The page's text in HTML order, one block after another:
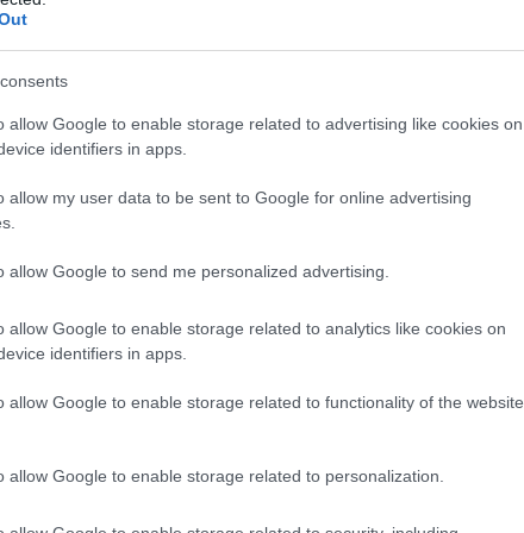
allow Google to enable storage related to advertising like cookies on
identifiers in apps.
allow my user data to be sent to Google for online advertising
allow Google to send me personalized advertising.
allow Google to enable storage related to analytics like cookies on
identifiers in apps.
allow Google to enable storage related to functionality of the website
allow Google to enable storage related to personalization.
hogy rugalmasságot biztosít. Ha van mozgásterünk,
magunkat kiszolgáltatottnak. Ez a rugalmasság
kihasználásában is.
hozunk döntéseket. Könnyebben váltunk, ha
Ez a fajta szabadság az, ami igazán értékessé
hanem egyfajta gondolkodásmód eredménye.
van más területekre is. Jobban átgondoljuk a
kevésbé engedünk az impulzív választásoknak.
olyan alapot teremt, amely hosszú távon is
nyújtanak, támogatva azt a folyamatot,
hanem természetes állapot lesz.